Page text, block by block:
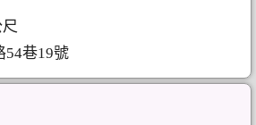
54巷19號